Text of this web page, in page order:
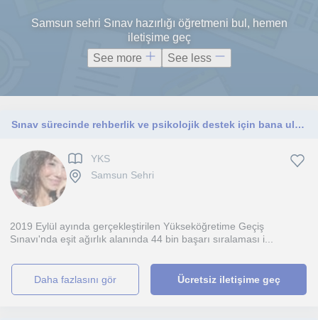
Samsun sehri Sınav hazırlığı öğretmeni bul, hemen
iletişime geç
See more
See less
Sınav sürecinde rehberlik ve psikolojik destek için bana ulaş!
YKS
Samsun Sehri
2019 Eylül ayında gerçekleştirilen Yükseköğretime Geçiş
Sınavı'nda eşit ağırlık alanında 44 bin başarı sıralaması i...
daha fazlasını gör Ücretsiz iletişime geç